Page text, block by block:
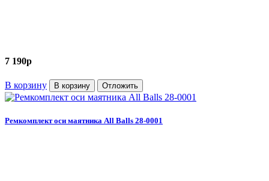
7 190p
В корзину В корзину Отложить
Ремкомплект оси маятника All Balls 28-0001